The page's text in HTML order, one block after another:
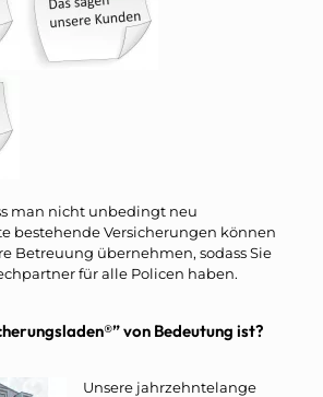
man nicht unbedingt neu
bestehende Versicherungen können
Betreuung übernehmen, sodass Sie
für alle Policen haben.
von Bedeutung ist?
Unsere jahrzehntelange